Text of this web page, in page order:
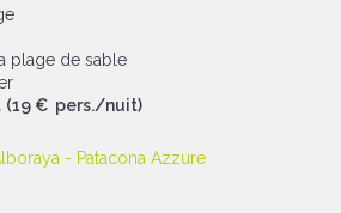
plage de sable
(19 € pers./nuit)